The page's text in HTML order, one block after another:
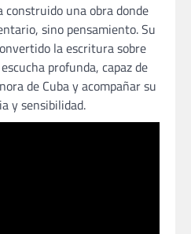
construido una obra donde
sino pensamiento. Su
la escritura sobre
profunda, capaz de
de Cuba y acompañar su
y sensibilidad.